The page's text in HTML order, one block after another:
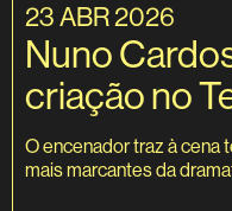
23 ABR 2026
Nuno
criação no
O encenador traz à cena
mais marcantes da